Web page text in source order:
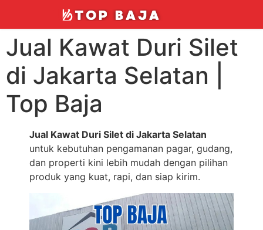
Jual Kawat Duri Silet
di Jakarta Selatan |
Top Baja
Jual Kawat Duri Silet di Jakarta Selatan
untuk kebutuhan pengamanan pagar, gudang,
dan properti kini lebih mudah dengan pilihan
produk yang kuat, rapi, dan siap kirim.